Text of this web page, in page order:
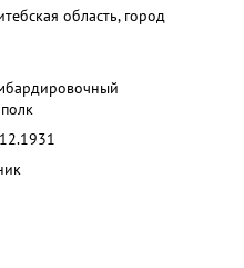
область, город